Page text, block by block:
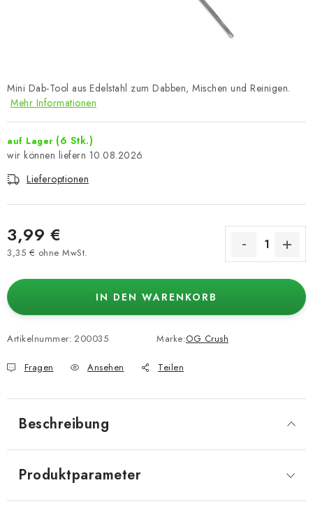
Mini Dab-Tool aus Edelstahl zum Dabben, Mischen und Reinigen.
Mehr Informationen
auf Lager (6 Stk.)
10.08.2026
Lieferoptionen
3,99 €
3,35 € ohne MwSt.
IN DEN WARENKORB
Artikelnummer: 200035 Marke:OG Crush
Fragen Ansehen Teilen
Beschreibung
Produktparameter